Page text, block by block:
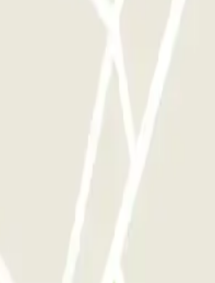
que vous le souhaitez.
Uns hatte nur das finden des Parkhauses